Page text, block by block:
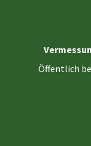
Öffentlich